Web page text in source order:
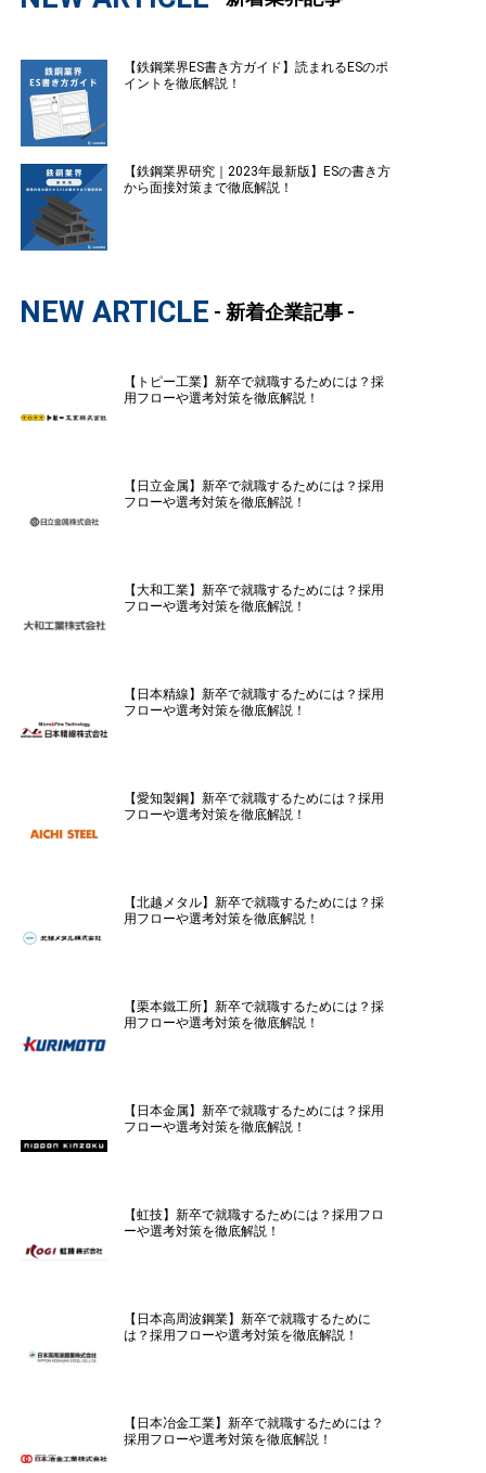
【鉄鋼業界ES書き方ガイド】読まれるESのポ
イントを徹底解説！
【鉄鋼業界研究｜2023年最新版】ESの書き方
から面接対策まで徹底解説！
NEW ARTICLE - 新着企業記事 -
【トピー工業】新卒で就職するためには？採
用フローや選考対策を徹底解説！
【日立金属】新卒で就職するためには？採用
フローや選考対策を徹底解説！
【大和工業】新卒で就職するためには？採用
フローや選考対策を徹底解説！
【日本精線】新卒で就職するためには？採用
フローや選考対策を徹底解説！
【愛知製鋼】新卒で就職するためには？採用
フローや選考対策を徹底解説！
【北越メタル】新卒で就職するためには？採
用フローや選考対策を徹底解説！
【栗本鐵工所】新卒で就職するためには？採
用フローや選考対策を徹底解説！
【日本金属】新卒で就職するためには？採用
フローや選考対策を徹底解説！
【虹技】新卒で就職するためには？採用フロ
ーや選考対策を徹底解説！
【日本高周波鋼業】新卒で就職するために
は？採用フローや選考対策を徹底解説！
【日本冶金工業】新卒で就職するためには？
採用フローや選考対策を徹底解説！